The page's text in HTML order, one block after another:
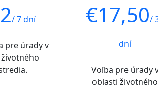
/ 7 dní
pre úrady v
€17,50/
dní
Voľba pre úrady
oblasti životného